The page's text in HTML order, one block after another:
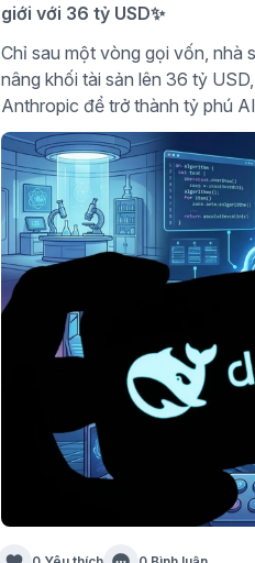
giới với 36 tỷ USD✨
Chỉ sau một vòng gọi vốn, nhà
nâng khối tài sản lên 36 tỷ
Anthropic để trở thành tỷ phú